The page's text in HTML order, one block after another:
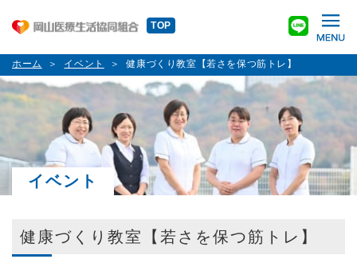
TOP
ホーム イベント 健康づくり教室【若さを保つ筋トレ】
イベント
健康づくり教室【若さを保つ筋トレ】